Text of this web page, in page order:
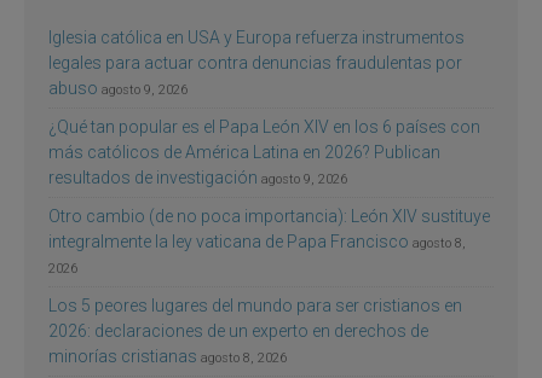
Iglesia católica en USA y Europa refuerza instrumentos
legales para actuar contra denuncias fraudulentas por
abuso agosto 9, 2026
¿Qué tan popular es el Papa León XIV en los 6 países con
más católicos de América Latina en 2026? Publican
resultados de investigación agosto 9, 2026
Otro cambio (de no poca importancia): León XIV sustituye
integralmente la ley vaticana de Papa Francisco agosto 8,
2026
Los 5 peores lugares del mundo para ser cristianos en
2026: declaraciones de un experto en derechos de
minorías cristianas agosto 8, 2026